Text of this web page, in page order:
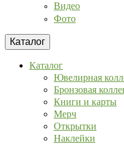
Видео
Фото
Каталог
Каталог
Ювелирная
Бронзовая
Книги и карты
Мерч
Открытки
Наклейки